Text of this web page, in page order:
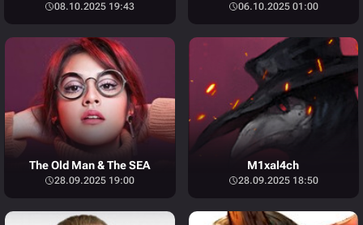
08.10.2025 19:43 06.10.2025 01:00
The Old Man & The SEA
28.09.2025 19:00
M1xal4ch
28.09.2025 18:50